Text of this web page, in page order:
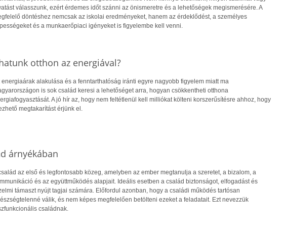
válasszunk, ezért érdemes időt szánni az önismeretre és a lehetőségek megismerésére. A
döntéshez nemcsak az iskolai eredményeket, hanem az érdeklődést, a személyes
és a munkaerőpiaci igényeket is figyelembe kell venni.
otthon az energiával?
energiaárak alakulása és a fenntarthatóság iránti egyre nagyobb figyelem miatt ma
is sok család keresi a lehetőséget arra, hogyan csökkentheti otthona
A jó hír az, hogy nem feltétlenül kell milliókat költeni korszerűsítésre ahhoz, hogy
megtakarítást érjünk el.
árnyékában
az első és legfontosabb közeg, amelyben az ember megtanulja a szeretet, a bizalom, a
és az együttműködés alapjait. Ideális esetben a család biztonságot, elfogadást és
támaszt nyújt tagjai számára. Előfordul azonban, hogy a családi működés tartósan
válik, és nem képes megfelelően betölteni ezeket a feladatait. Ezt nevezzük
családnak.